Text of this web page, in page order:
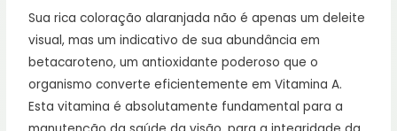
Sua rica coloração alaranjada não é apenas um deleite
visual, mas um indicativo de sua abundância em
betacaroteno, um antioxidante poderoso que o
organismo converte eficientemente em Vitamina A.
Esta vitamina é absolutamente fundamental para a